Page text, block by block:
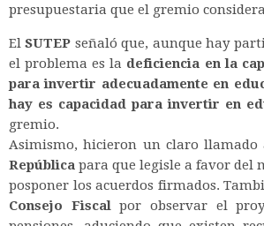
presupuestaria que el gremio
ElSUTEP señaló que, aunque hay
el problema es la deficiencia en la
para invertir adecuadamente en
hay es capacidad para invertir en
gremio.
Asimismo, hicieron un claro llamado
República para que legisle a favor del
posponer los acuerdos firmados.
Consejo Fiscalpor observar el